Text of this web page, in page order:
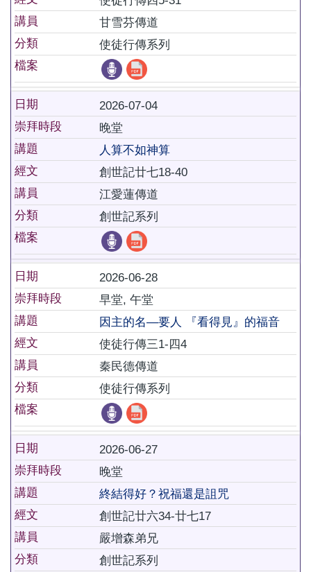
講員
甘雪芬傳道
分類
使徒行傳系列
檔案
日期
2026-07-04
崇拜時段
晚堂
講題
人算不如神算
經文
創世記廿七18-40
講員
江愛蓮傳道
分類
創世記系列
檔案
日期
2026-06-28
崇拜時段
早堂, 午堂
講題
因主的名―要人 『看得見』的福音
經文
使徒行傳三1-四4
講員
秦民德傳道
分類
使徒行傳系列
檔案
日期
2026-06-27
崇拜時段
晚堂
講題
終結得好？祝福還是詛咒
經文
創世記廿六34-廿七17
講員
嚴增森弟兄
分類
創世記系列